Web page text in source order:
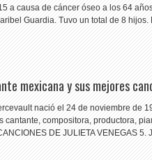
a causa de cáncer óseo a los 64
Guardia. Tuvo un total de 8 hijos.
mexicana y sus mejores
nació el 24 de noviembre de
compositora, productora,
DE JULIETA VENEGAS 5.